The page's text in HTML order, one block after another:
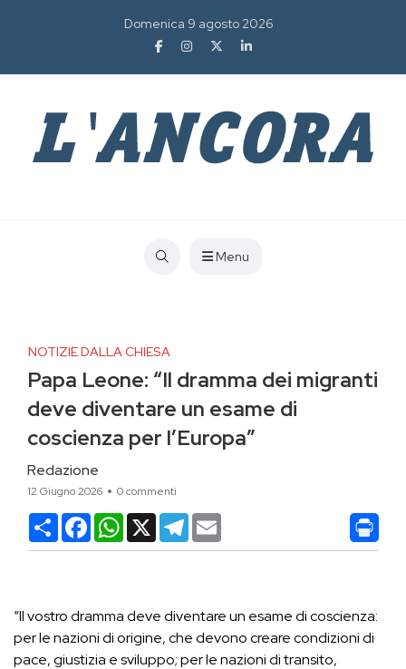
Domenica 9 agosto 2026
Menu
NOTIZIE DALLA CHIESA
Papa Leone: “Il dramma dei migranti
deve diventare un esame di
coscienza per l’Europa”
Redazione
12 Giugno 2026 0 commenti
CondividiFacebookWhatsApp
X Telegram
“Il vostro dramma deve diventare un esame di coscienza:
per le nazioni di origine, che devono creare condizioni di
pace, giustizia e sviluppo; per le nazioni di transito,